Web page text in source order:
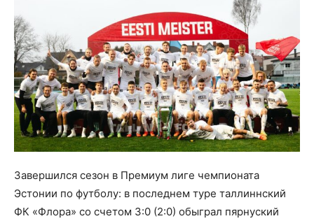
Завершился сезон в Премиум лиге чемпионата
Эстонии по футболу: в последнем туре таллиннский
ФК «Флора» со счетом 3:0 (2:0) обыграл пярнуский